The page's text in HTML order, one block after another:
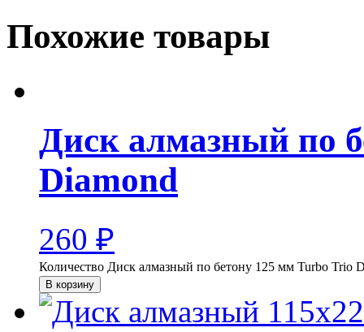
Похожие товары
Диск алмазный по
Diamond
260 ₽
Количество Диск алмазный по бетону 125 мм Turbo Trio
В корзину